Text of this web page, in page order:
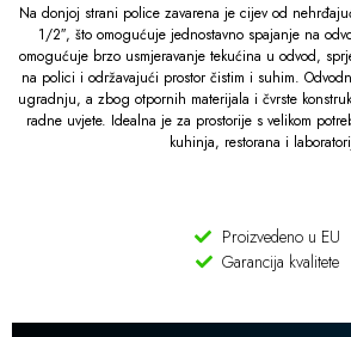
Na donjoj strani police zavarena je cijev od
1/2″, što omogućuje jednostavno spajanje na
omogućuje brzo usmjeravanje tekućina u odvod,
na polici i održavajući prostor čistim i suhim.
ugradnju, a zbog otpornih materijala i čvrste
radne uvjete. Idealna je za prostorije s velikom
kuhinja, restorana i
Proizvedeno u EU
Garancija kvalitete